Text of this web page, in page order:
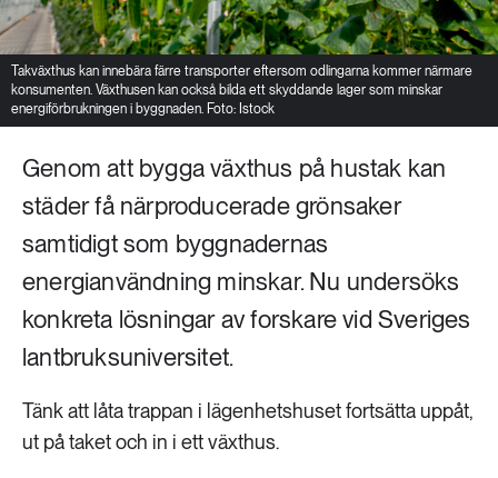
Takväxthus kan innebära färre transporter eftersom odlingarna kommer närmare
konsumenten. Växthusen kan också bilda ett skyddande lager som minskar
energiförbrukningen i byggnaden. Foto: Istock
Genom att bygga växthus på hustak kan
städer få närproducerade grönsaker
samtidigt som byggnadernas
energianvändning minskar. Nu undersöks
konkreta lösningar av forskare vid Sveriges
lantbruksuniversitet.
Tänk att låta trappan i lägenhetshuset fortsätta uppåt,
ut på taket och in i ett växthus.